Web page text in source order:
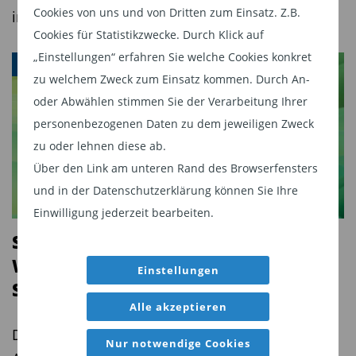
Cookies von uns und von Dritten zum Einsatz. Z.B.
Cookies für Statistikzwecke. Durch Klick auf
„Einstellungen“ erfahren Sie welche Cookies konkret
zu welchem Zweck zum Einsatz kommen. Durch An-
oder Abwählen stimmen Sie der Verarbeitung Ihrer
personenbezogenen Daten zu dem jeweiligen Zweck
zu oder lehnen diese ab.
Über den Link am unteren Rand des Browserfensters
und in der Datenschutzerklärung können Sie Ihre
Einwilligung jederzeit bearbeiten.
Einstellungen
Alle akzeptieren
Nur notwendige Cookies
Industrienationen positiv korreliert sind, während
im Fall von Indien die Korrelation zu diesen
Märkten in den letzten zehn Jahren nur sehr
schwach oder sogar negativ war“, erläutert
Königsmarck. Die Korrelation zu anderen
Schwellenländermärkten sei ebenfalls gering,
und zudem sei Indien weniger anfällig für globale
Risikostimmungen als andere Schwellenländer.
Hinsichtlich der Ertragschancen wiederum
wiesen die Anleihen aus dem FAR-Programm
zuletzt eine durchschnittliche Rendite von über
sieben Prozent auf. Die Bonität Indiens wird mit
„BBB-“ benotet, was noch Investment-Grade-
Status ist. Die Volatilität und der bisherige
in den Schwellenländern neu definieren.
SCHWELLENLÄNDERANLEIHEN
Stabilität und Glaubwürdigkeit: Die
Weiterentwicklung von
Schwellenländeranleihen
Dank stabileren Wachstums, robuster